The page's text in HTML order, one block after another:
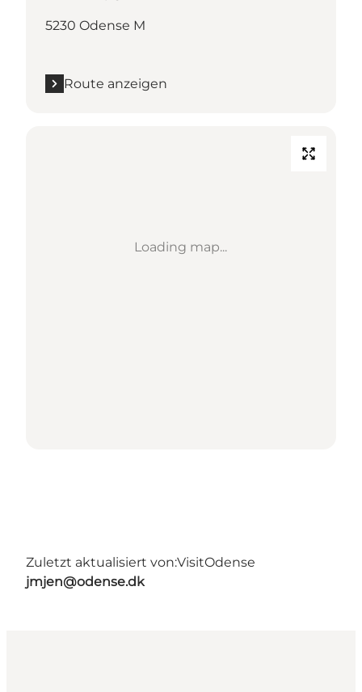
5230 Odense M
Route anzeigen
Loading map...
Zuletzt aktualisiert von:VisitOdense
jmjen@odense.dk